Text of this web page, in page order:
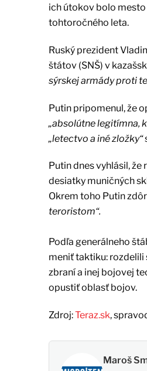
ich útokov bolo
tohtoročného leta.
Ruský prezident
štátov (SNŠ) v
sýrskej armády proti
Putin pripomenul, že
„absolútne legitímna,
„letectvo a iné zložky“
Putin dnes vyhlásil,
desiatky muničných
Okrem toho Putin
teroristom“.
Podľa generálneho
meniť taktiku: rozdelili
zbraní a inej bojovej
opustiť oblasť bojov.
Zdroj:Teraz.sk,
Maroš